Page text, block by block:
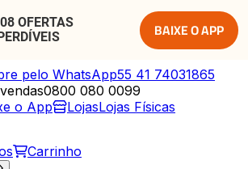
OFERTAS
BAIXE O APP
pelo WhatsApp55 41 74031865
0800 080 0099
o App LojasLojas Físicas
Carrinho